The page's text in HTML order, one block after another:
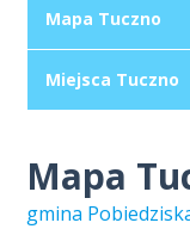
Mapa Tuczno
Miejsca Tuczno
Mapa
gmina